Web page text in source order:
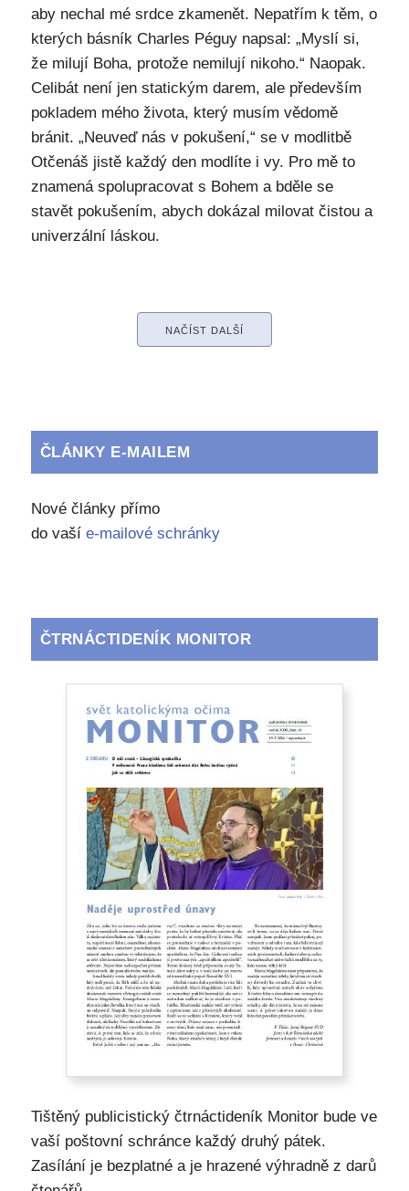
aby nechal mé srdce zkamenět. Nepatřím k těm, o
kterých básník Charles Péguy napsal: „Myslí si,
že milují Boha, protože nemilují nikoho.“ Naopak.
Celibát není jen statickým darem, ale především
pokladem mého života, který musím vědomě
bránit. „Neuveď nás v pokušení,“ se v modlitbě
Otčenáš jistě každý den modlíte i vy. Pro mě to
znamená spolupracovat s Bohem a bděle se
stavět pokušením, abych dokázal milovat čistou a
univerzální láskou.
NAČÍST DALŠÍ
ČLÁNKY E-MAILEM
Nové články přímo
do vaší e-mailové schránky
ČTRNÁCTIDENÍK MONITOR
Tištěný publicistický čtrnáctideník Monitor bude ve
vaší poštovní schránce každý druhý pátek.
Zasílání je bezplatné a je hrazené výhradně z darů